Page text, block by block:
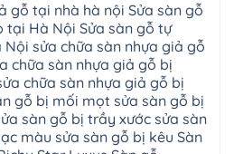
gỗ tại nhà hà nội Sửa sàn gỗ
tại Hà Nội Sửa sàn gỗ tự
Nội sửa chữa sàn nhựa giả gỗ
chữa sàn nhựa giả gỗ bị
chữa sàn nhựa giả gỗ bị
gỗ bị mối mọt sửa sàn gỗ bị
sàn gỗ bị trầy xước sửa sàn
màu sửa sàn gỗ bị kêu Sàn